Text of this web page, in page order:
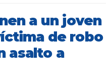
a un joven
de robo
asalto a